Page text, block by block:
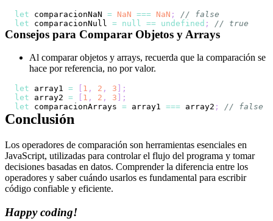
let comparacionNaN = NaN === NaN ;
// false
let comparacionNull = null == undefined ; // true
Consejos para Comparar Objetos y Arrays
Al comparar objetos y arrays, recuerda que la comparación se
hace por referencia, no por valor.
let array1 = 1 , 2 , 3
;
let array2 = 1 , 2 , 3
;
let comparacionArrays = array1 === array2 ; // false
Conclusión
Los operadores de comparación son herramientas esenciales en
JavaScript, utilizadas para controlar el flujo del programa y tomar
decisiones basadas en datos. Comprender la diferencia entre los
operadores y saber cuándo usarlos es fundamental para escribir
código confiable y eficiente.
Happy coding!